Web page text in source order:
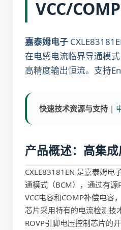
VCC/
嘉泰姆电子
在电感电流临界导通模
高精度输出恒流。支持
快速技术资源与支持 |
产品概述：高集
CXLE83181EN 是嘉泰姆电
通模式（BCM），通过有源
VCC电容和COMP补偿电容
芯片采用特有的电流检测技
ROVP引脚电压控制芯片的